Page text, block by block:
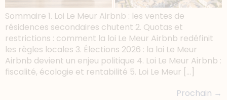
Sommaire 1. Loi Le Meur Airbnb : les ventes de
résidences secondaires chutent 2. Quotas et
restrictions : comment la loi Le Meur Airbnb redéfinit
les règles locales 3. Élections 2026 : la loi Le Meur
Airbnb devient un enjeu politique 4. Loi Le Meur Airbnb :
fiscalité, écologie et rentabilité 5. Loi Le Meur […]
Prochain →